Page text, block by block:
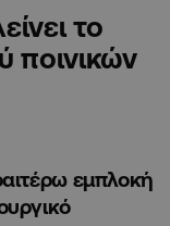
το
ποινικών
εμπλοκή